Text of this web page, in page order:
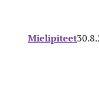
Mielipiteet